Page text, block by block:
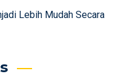
Lebih Mudah Secara